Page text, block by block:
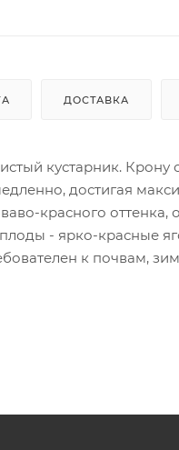
ДОСТАВКА
кустарник. Крону
достигая
красного
- ярко-красные
к почвам,